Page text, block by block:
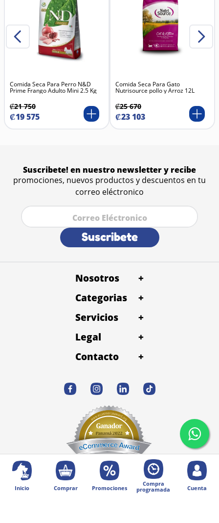
Inicio Comprar Promociones
Compra
programada
Cuenta
Comida Seca Para Perro N&D
Prime Frango Adulto Mini 2.5 Kg
₡21 750
₡19575
Comida Seca Para Gato
Nutrisource pollo y Arroz 12L
₡25 670
₡23103
Suscribete! en nuestro newsletter y recibe
promociones, nuevos productos y descuentos en tu
correo eléctronico
Suscribete
Nosotros
+
Categorias
+
Servicios
+
Legal
+
Contacto
+